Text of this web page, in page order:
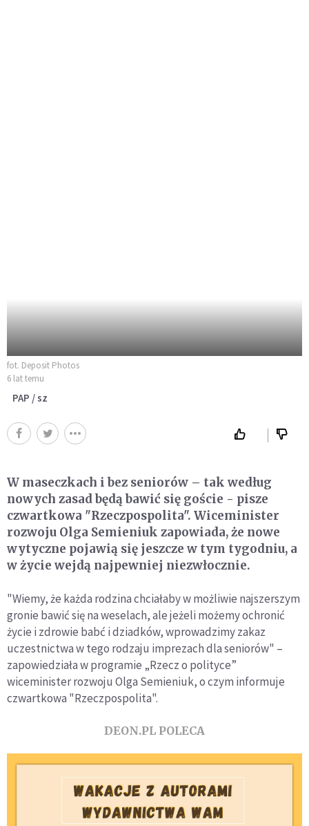
fot. Deposit Photos
6 lat temu
PAP / sz
W maseczkach i bez seniorów – tak według
nowych zasad będą bawić się goście - pisze
czwartkowa "Rzeczpospolita". Wiceminister
rozwoju Olga Semieniuk zapowiada, że nowe
wytyczne pojawią się jeszcze w tym tygodniu, a
w życie wejdą najpewniej niezwłocznie.
"Wiemy, że każda rodzina chciałaby w możliwie najszerszym
gronie bawić się na weselach, ale jeżeli możemy ochronić
życie i zdrowie babć i dziadków, wprowadzimy zakaz
uczestnictwa w tego rodzaju imprezach dla seniorów" –
zapowiedziała w programie „Rzecz o polityce”
wiceminister rozwoju Olga Semieniuk, o czym informuje
czwartkowa "Rzeczpospolita".
DEON.PL POLECA